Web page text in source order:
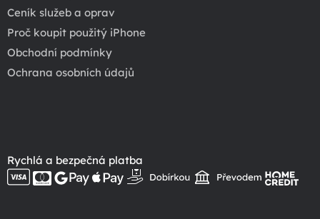
Ceník služeb a oprav
Proč koupit použitý iPhone
Obchodní podmínky
Ochrana osobních údajů
Rychlá a bezpečná platba